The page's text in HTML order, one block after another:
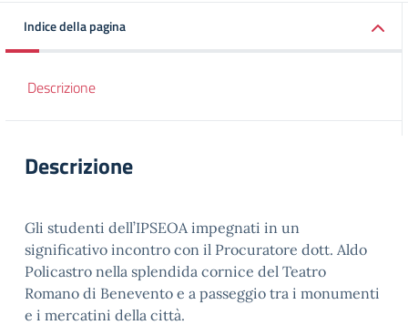
Indice della pagina
Descrizione
Descrizione
Gli studenti dell’IPSEOA impegnati in un
significativo incontro con il Procuratore dott. Aldo
Policastro nella splendida cornice del Teatro
Romano di Benevento e a passeggio tra i monumenti
e i mercatini della città.